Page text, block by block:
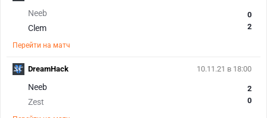
Neeb
Clem
0
2
Перейти на матч
10.11.21 в 18:00
Neeb
Zest
2
0
DreamHack